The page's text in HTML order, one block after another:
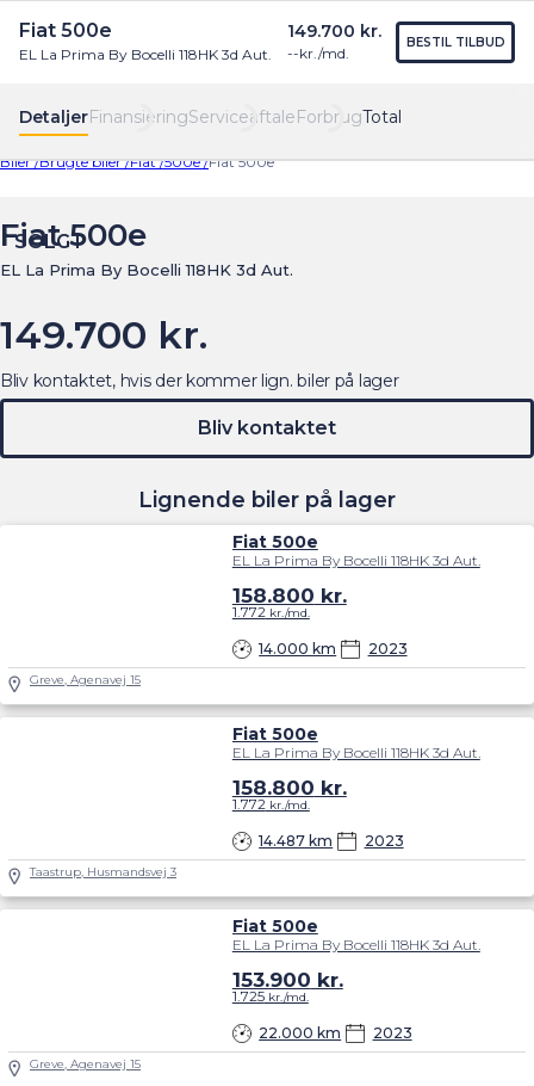
Find os Menu
DetaljerFinansieringServiceaftaleForbrugTotal
Fiat 500e
EL La Prima By Bocelli 118HK 3d Aut.
149.700 kr.
--kr./md.
BESTIL TILBUD
Biler /Brugte biler /Fiat /500e /Fiat 500e
SOLGT
Fiat 500e
EL La Prima By Bocelli 118HK 3d Aut.
149.700 kr.
Lignende biler på lager
Fiat 500e
EL La Prima By Bocelli 118HK 3d Aut.
14.000 km 2023
158.800 kr.
1.772kr./md.
Greve, Agenavej 15
Fiat 500e
EL La Prima By Bocelli 118HK 3d Aut.
14.487 km 2023
158.800 kr.
1.772kr./md.
Taastrup, Husmandsvej 3
Fiat 500e
EL La Prima By Bocelli 118HK 3d Aut.
22.000 km 2023
153.900 kr.
1.725kr./md.
Greve, Agenavej 15
Bliv kontaktet, hvis der kommer lign. biler på lager
Bliv kontaktet